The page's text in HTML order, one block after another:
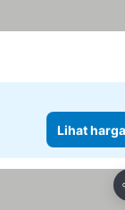
Lihat harga